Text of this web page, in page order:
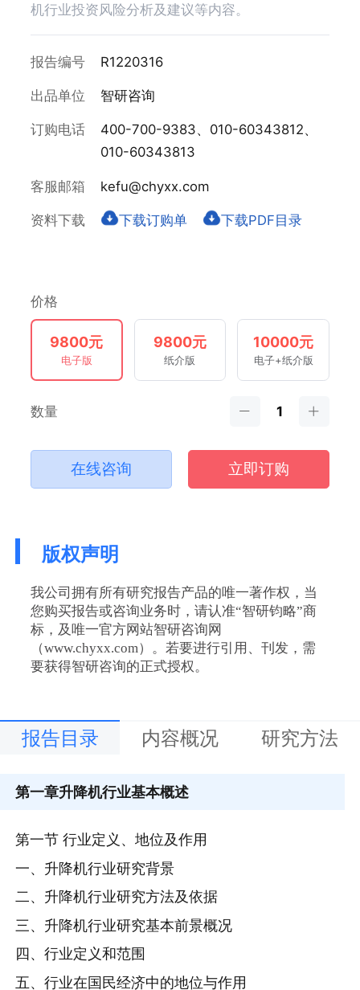
机行业投资风险分析及建议等内容。
报告编号 R1220316
出品单位 智研咨询
订购电话
400-700-9383、010-60343812、
010-60343813
客服邮箱 kefu@chyxx.com
资料下载 下载订购单 下载PDF目录
价格
9800元
电子版
9800元
纸介版
10000元
电子+纸介版
数量
在线咨询 立即订购
版权声明
我公司拥有所有研究报告产品的唯一著作权，当
您购买报告或咨询业务时，请认准“智研钧略”商
标，及唯一官方网站智研咨询网
（www.chyxx.com）。若要进行引用、刊发，需
要获得智研咨询的正式授权。
报告目录 内容概况 研究方法
第一章升降机行业基本概述
第一节 行业定义、地位及作用
一、升降机行业研究背景
二、升降机行业研究方法及依据
三、升降机行业研究基本前景概况
四、行业定义和范围
五、行业在国民经济中的地位与作用